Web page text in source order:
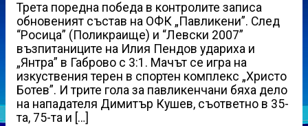
Трета поредна победа в контролите записа
обновеният състав на ОФК „Павликени”. След
“Росица” (Поликраище) и “Левски 2007”
възпитаниците на Илия Пендов удариха и
„Янтра” в Габрово с 3:1. Мачът се игра на
изкуствения терен в спортен комплекс „Христо
Ботев”. И трите гола за павликенчани бяха дело
на нападателя Димитър Кушев, съответно в 35-
та, 75-та и […]